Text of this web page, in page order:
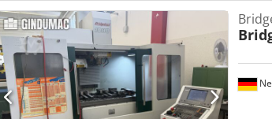
(200 mm) Dkedpfozf Iqrsx Akber • Nikken